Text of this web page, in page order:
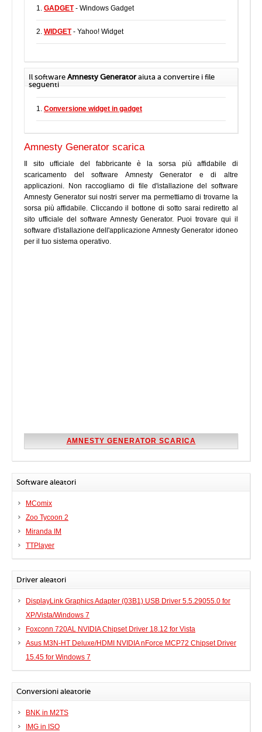
1. GADGET- Windows Gadget
2. WIDGET- Yahoo! Widget
Il software Amnesty Generatoraiuta a convertire i file
seguenti
1. Conversione widget in gadget
Amnesty Generator scarica
Il sito ufficiale del fabbricante è la sorsa più affidabile di
scaricamento del software Amnesty Generator e di altre
applicazioni. Non raccogliamo di file d'istallazione del software
Amnesty Generator sui nostri server ma permettiamo di trovarne la
sorsa più affidabile. Cliccando il bottone di sotto sarai rediretto al
sito ufficiale del software Amnesty Generator. Puoi trovare qui il
software d'istallazione dell'applicazione Amnesty Generator idoneo
per il tuo sistema operativo.
AMNESTY GENERATOR SCARICA
Software aleatori
MComix
Zoo Tycoon 2
Miranda IM
TTPlayer
Driver aleatori
DisplayLink Graphics Adapter (03B1) USB Driver 5.5.29055.0 for
XP/Vista/Windows 7
Foxconn 720AL NVIDIA Chipset Driver 18.12 for Vista
Asus M3N-HT Deluxe/HDMI NVIDIA nForce MCP72 Chipset Driver
15.45 for Windows 7
Conversioni aleatorie
BNK in M2TS
IMG in ISO